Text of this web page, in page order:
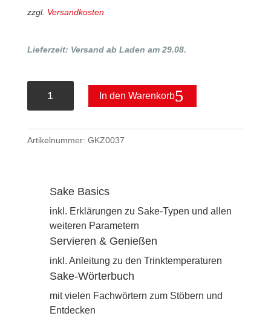
zzgl. Versandkosten
Lieferzeit: Versand ab Laden am 29.08.
GEKKEIKAN
Kunststoffbecher
140
In den Warenkorb
Artikelnummer: GKZ0037
Sake Basics
inkl. Erklärungen zu Sake-Typen und allen
weiteren Parametern
Servieren & Genießen
inkl. Anleitung zu den Trinktemperaturen
Sake-Wörterbuch
mit vielen Fachwörtern zum Stöbern und
Entdecken